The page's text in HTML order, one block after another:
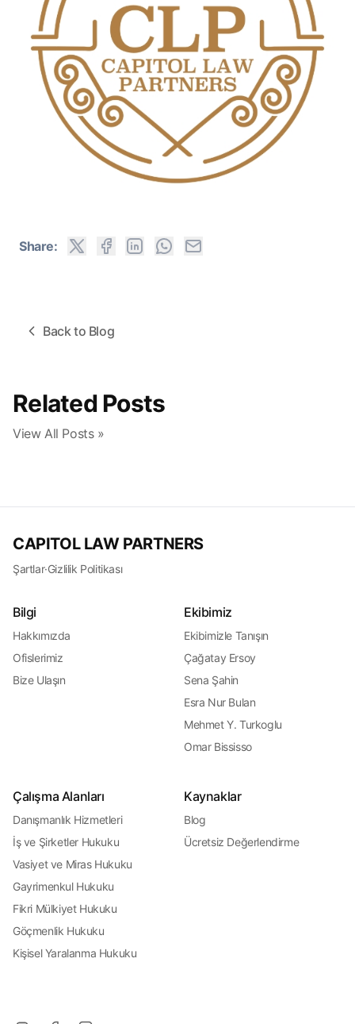
Share:
Back to Blog
Related Posts
View All Posts »
CAPITOL LAW PARTNERS
Şartlar·Gizlilik Politikası
Bilgi
Hakkımızda
Ofislerimiz
Bize Ulaşın
Ekibimiz
Ekibimizle Tanışın
Çağatay Ersoy
Sena Şahin
Esra Nur Bulan
Mehmet Y. Turkoglu
Omar Bississo
Çalışma Alanları
Danışmanlık Hizmetleri
İş ve Şirketler Hukuku
Vasiyet ve Miras Hukuku
Gayrimenkul Hukuku
Fikri Mülkiyet Hukuku
Göçmenlik Hukuku
Kişisel Yaralanma Hukuku
Kaynaklar
Blog
Ücretsiz Değerlendirme